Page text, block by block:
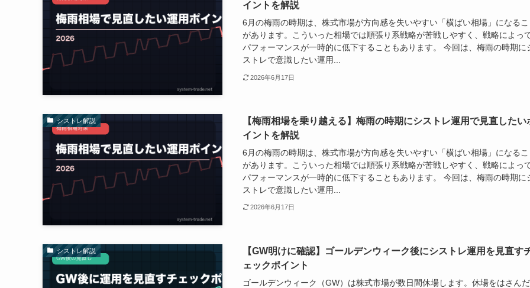
イントを解説
6月の梅雨の時期は、株式市場が方向感を失いやすい「横ばい相場」になるこ
があります。こういった相場では順張り系戦略が苦戦しやすく、戦略によっ
パフォーマンスが一時的に低下することもあります。 今回は、梅雨の時期に
ストレで意識したい運用...
2026年6月17日
シストレ解説
【梅雨相場を乗り越える】梅雨の時期にシストレ運用で見直したい
イントを解説
6月の梅雨の時期は、株式市場が方向感を失いやすい「横ばい相場」になるこ
があります。こういった相場では順張り系戦略が苦戦しやすく、戦略によっ
パフォーマンスが一時的に低下することもあります。 今回は、梅雨の時期に
ストレで意識したい運用...
2026年6月17日
シストレ解説
【GW明けに確認】ゴールデンウィーク後にシストレ運用を見直す
ェックポイント
ゴールデンウィーク（GW）は株式市場が数日間休場します。休場をはさん